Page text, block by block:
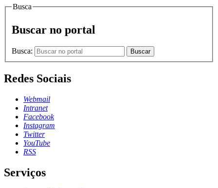
Busca
Buscar no portal
Busca: Buscar
Redes Sociais
Webmail
Intranet
Facebook
Instagram
Twitter
YouTube
RSS
Serviços